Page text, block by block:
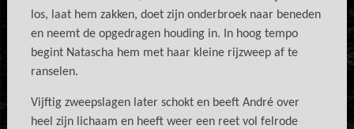
los, laat hem zakken, doet zijn onderbroek naar beneden
en neemt de opgedragen houding in. In hoog tempo
begint Natascha hem met haar kleine rijzweep af te
ranselen.
Vijftig zweepslagen later schokt en beeft André over
heel zijn lichaam en heeft weer een reet vol felrode